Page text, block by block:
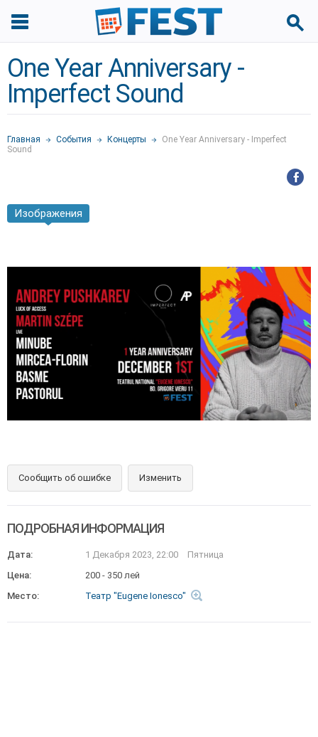
One Year Anniversary -
Imperfect Sound
Главная События Концерты
One Year Anniversary - Imperfect
Sound
Изображения
Сообщить об ошибке Изменить
ПОДРОБНАЯ ИНФОРМАЦИЯ
Дата: 1 Декабря 2023, 22:00
Пятница
Цена:
200 - 350 лей
Место:
Театр "Eugene Ionesco"